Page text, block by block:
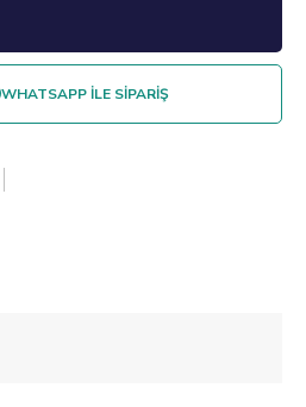
WHATSAPP İLE SİPARİŞ